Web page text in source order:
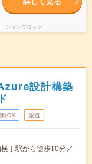
ションブロック
設計構築
録OK 派遣
丁駅から徒歩10分／